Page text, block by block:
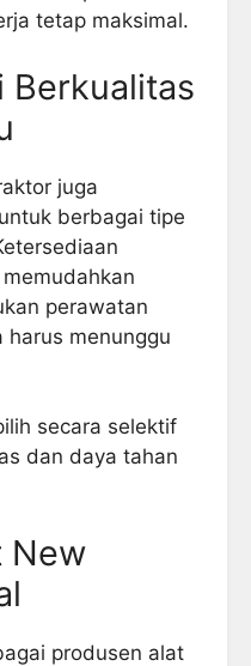
tetap maksimal.
Berkualitas
juga
berbagai tipe
perawatan
harus menunggu
secara selektif
dan daya tahan
New
produsen alat